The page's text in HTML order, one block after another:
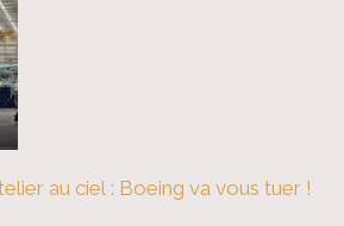
au ciel : Boeing va vous tuer !